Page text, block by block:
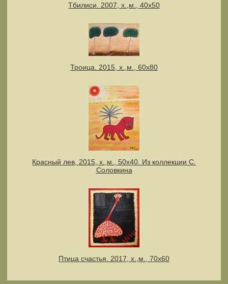
Тбилиси. 2007, х.,м., 40х50
Троица. 2015, х.,м., 60х80
Красный лев, 2015, х.,м., 50х40. Из коллекции С.
Соловкина
Птица счастья. 2017, х.,м., 70х60